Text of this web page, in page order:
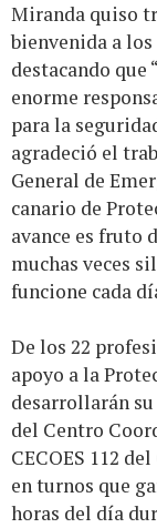
Miranda quiso
bienvenida a
destacando que
enorme
para la
agradeció el
General de
canario de
avance es fruto
muchas veces
funcione cada
De los 22
apoyo a la
desarrollarán
del Centro
CECOES 112
en turnos que
horas del día